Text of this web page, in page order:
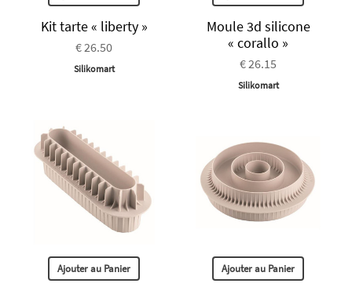
Kit tarte « liberty »
€ 26.50
Silikomart
Moule 3d silicone
« corallo »
€ 26.15
Silikomart
Ajouter au Panier Ajouter au Panier